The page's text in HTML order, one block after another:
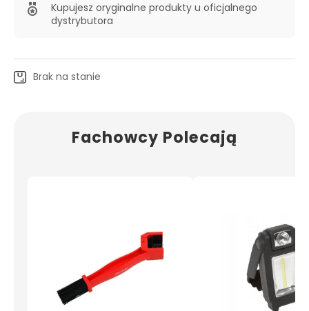
Kupujesz oryginalne produkty u oficjalnego
dystrybutora
Brak na stanie
Fachowcy Polecają